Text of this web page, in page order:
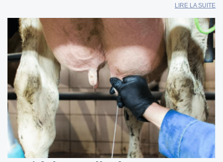
LIRE LA SUITE